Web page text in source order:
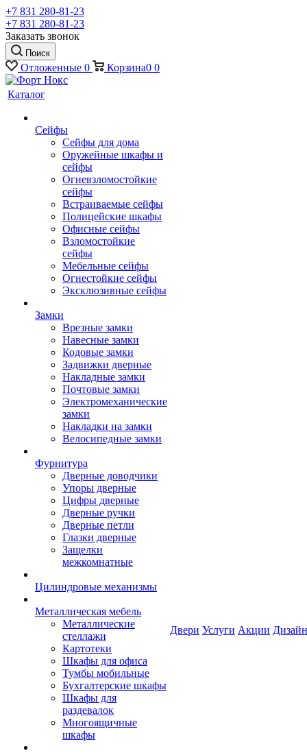
+7 831 280-81-23
+7 831 280-81-23
Заказать звонок
Поиск
Отложенные 0 Корзина0 0
Каталог
Сейфы
Сейфы для дома
Оружейные шкафы и
сейфы
Огневзломостойкие
сейфы
Встраиваемые сейфы
Полицейские шкафы
Офисные сейфы
Взломостойкие
сейфы
Мебельные сейфы
Огнестойкие сейфы
Эксклюзивные сейфы
Замки
Врезные замки
Навесные замки
Кодовые замки
Задвижки дверные
Накладные замки
Почтовые замки
Электромеханические
замки
Накладки на замки
Велосипедные замки
Фурнитура
Дверные доводчики
Упоры дверные
Цифры дверные
Дверные ручки
Дверные петли
Глазки дверные
Защелки
межкомнатные
Цилиндровые механизмы
Металлическая мебель
Металлические
стеллажи
Картотеки
Шкафы для офиса
Тумбы мобильные
Бухгалтерские шкафы
Шкафы для
раздевалок
Многоящичные
шкафы
Двери Услуги Акции